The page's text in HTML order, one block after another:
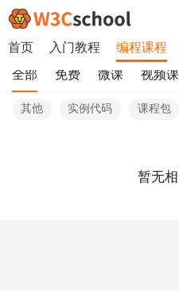
首页 入门教程 编程课程
全部 免费 微课 视频课
其他 实例代码 课程包
暂无